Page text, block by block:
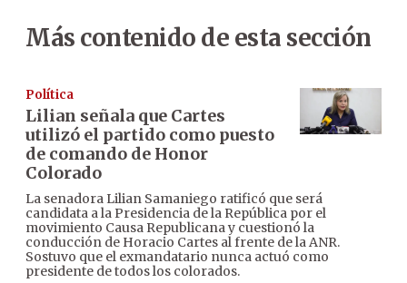
Más contenido de esta sección
Política
Lilian señala que Cartes
utilizó el partido como puesto
de comando de Honor
Colorado
La senadora Lilian Samaniego ratificó que será
candidata a la Presidencia de la República por el
movimiento Causa Republicana y cuestionó la
conducción de Horacio Cartes al frente de la ANR.
Sostuvo que el exmandatario nunca actuó como
presidente de todos los colorados.